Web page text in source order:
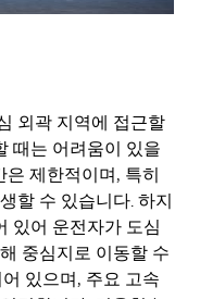
외곽 지역에 접근할
때는 어려움이 있을
은 제한적이며, 특히
할 수 있습니다. 하지
있어 운전자가 도심
중심지로 이동할 수
있으며, 주요 고속